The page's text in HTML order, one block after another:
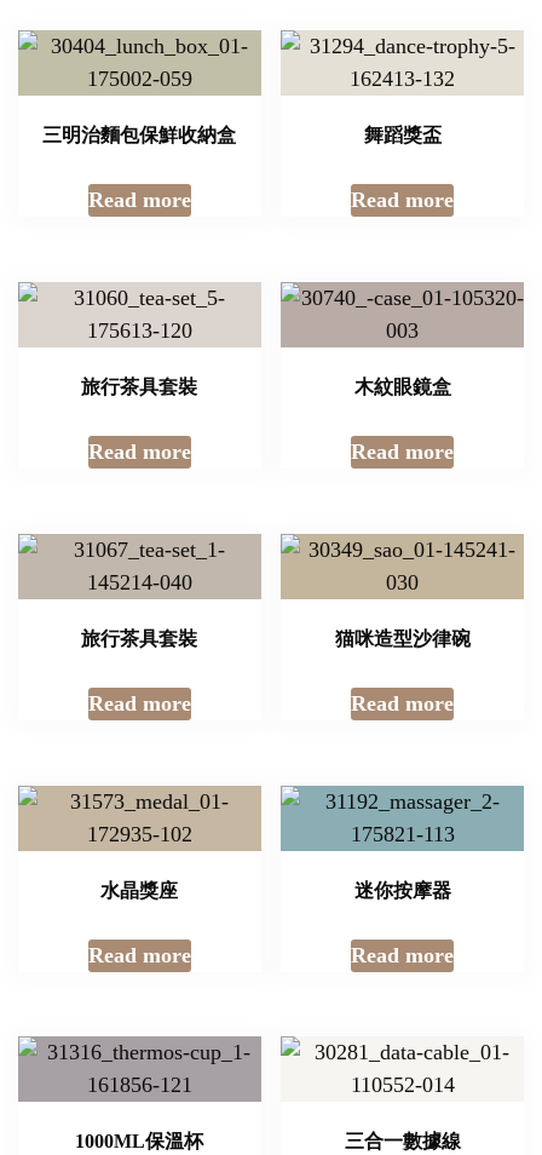
三明治麵包保鮮收納盒
Read more
舞蹈獎盃
Read more
旅行茶具套裝
Read more
木紋眼鏡盒
Read more
旅行茶具套裝
Read more
猫咪造型沙律碗
Read more
水晶獎座
Read more
迷你按摩器
Read more
1000ML保溫杯 三合一數據線